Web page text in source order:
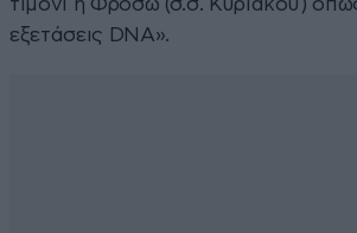
τιμόνι η Φρόσω (σ.σ. Κυριάκου) όπως
εξετάσεις DNA».